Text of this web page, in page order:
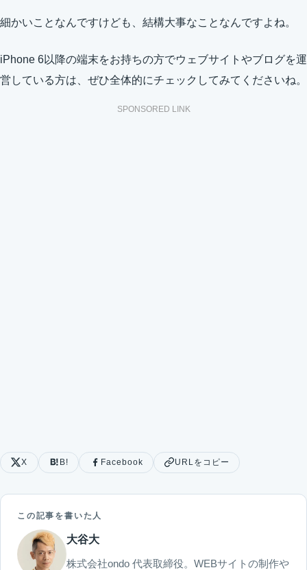
細かいことなんですけども、結構大事なことなんですよね。
iPhone 6以降の端末をお持ちの方でウェブサイトやブログを運
営している方は、ぜひ全体的にチェックしてみてくださいね。
SPONSORED LINK
X B! Facebook URLをコピー
この記事を書いた人
大谷大
株式会社ondo 代表取締役。WEBサイトの制作や